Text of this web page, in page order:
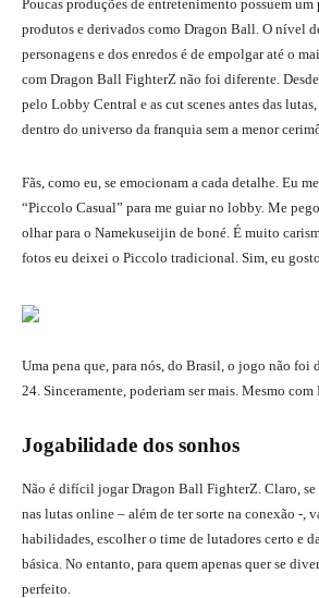
Poucas produções de entretenimento possuem
produtos e derivados como Dragon Ball. O nível
personagens e dos enredos é de empolgar até o
com Dragon Ball FighterZ não foi diferente. Desde
pelo Lobby Central e as cut scenes antes das
dentro do universo da franquia sem a menor
Fãs, como eu, se emocionam a cada detalhe. Eu
“Piccolo Casual” para me guiar no lobby. Me
olhar para o Namekuseijin de boné. É muito
fotos eu deixei o Piccolo tradicional. Sim, eu
Uma pena que, para nós, do Brasil, o jogo não foi
24. Sinceramente, poderiam ser mais. Mesmo
Jogabilidade dos sonhos
Não é difícil jogar Dragon Ball FighterZ. Claro, se
nas lutas online – além de ter sorte na conexão -,
habilidades, escolher o time de lutadores certo e
básica. No entanto, para quem apenas quer se
perfeito.